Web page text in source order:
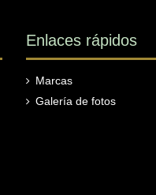
Enlaces rápidos
Marcas
Galería de fotos